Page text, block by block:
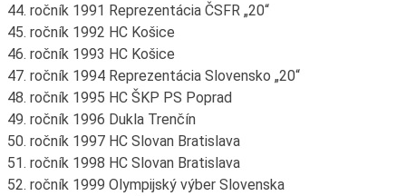
44. ročník 1991 Reprezentácia ČSFR „20“
45. ročník 1992 HC Košice
46. ročník 1993 HC Košice
47. ročník 1994 Reprezentácia Slovensko „20“
48. ročník 1995 HC ŠKP PS Poprad
49. ročník 1996 Dukla Trenčín
50. ročník 1997 HC Slovan Bratislava
51. ročník 1998 HC Slovan Bratislava
52. ročník 1999 Olympijský výber Slovenska